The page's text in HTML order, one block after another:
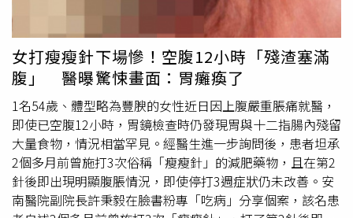
道、胃胃食道逆流也是現代人常見的胸痛問題，洪毓棋提
到，這類型的胸痛位置在胸部中央會有灼熱感，尤其是剛吃
飽後會痛，病患容易脹氣、溢胃酸、口中酸酸的想咳嗽，躺
下來或是睡覺時，胃酸逆流會較嚴重而不舒服。其餘消化道
器官：胃發炎、膽囊炎等，可能疼痛劇烈時會有轉移到胸口
的痛。除了抽血，會安排的檢查有：肝膽胰臟超音波、消化
道內視鏡、腹部斷層掃描等。隱形器官：心靈現代人生活壓
力大、作息不正常，若非上述原因造成的胸痛，洪毓棋醫師
指出，做完相關器官的檢查，發現四大方向與胸痛無關聯
時，則會思考身心問題：焦慮恐慌，這類患者常會突然覺得
胸悶吸不到空氣，會想用力呼吸，卻更覺得吸不到氣，最後
的人因嚴重嘔吐到需要住院治療，還有人因噁心、嘔吐、腹
瀉、便秘或其他胃腸道問題，需要住院或多次就醫。2、眼
睛與神經相關問題例如突發性視力喪失、新的色盲或眼部血
流中斷（NAION）、視神經喪失等。 3、深靜脈血栓或肺栓
塞，有死亡案例。4、肝腸道外傷或需要手術。5、營養不良
併發症。6、壞死性胰臟炎。7、需要手術的咽部損傷。8、
術中肺吸入。9、2022年3月之前發生膽囊損傷，導致膽囊
切除。10、胰腺癌。王姿允提到，與此同時，英國也警示，
目前已出現超過千例的胰臟炎報告，包括17例的死亡個案。
王姿允說，製藥公司（如Novo Nordisk和Eli Lilly）堅稱，
這些藥物都已經過嚴格測試與FDA審查，並明確標籤說明已
女打瘦瘦針下場慘！空腹12小時「殘渣塞滿
腹」 醫曝驚悚畫面：胃癱瘓了
1名54歲、體型略為豐腴的女性近日因上腹嚴重脹痛就醫，
即使已空腹12小時，胃鏡檢查時仍發現胃與十二指腸內殘留
大量食物，情況相當罕見。經醫生進一步詢問後，患者坦承
2個多月前曾施打3次俗稱「瘦瘦針」的減肥藥物，且在第2
針後即出現明顯腹脹情況，即使停打3週症狀仍未改善。安
南醫院副院長許秉毅在臉書粉專「吃病」分享個案，該名患